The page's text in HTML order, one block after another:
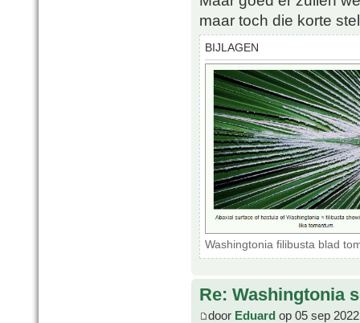
maar toch die korte
BIJLAGEN
Washingtonia filibusta blad
Re: Washingtonia
door Eduard op 05 sep